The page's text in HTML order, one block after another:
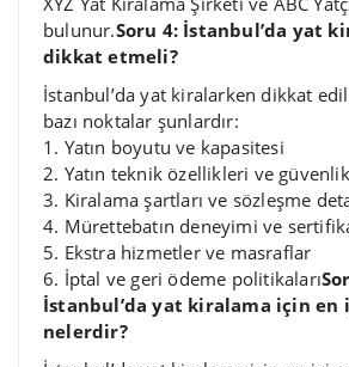
bulunur.Soru 4: İstanbul’da yat
dikkat etmeli?
İstanbul’da yat kiralarken dikkat
bazı noktalar şunlardır:
1. Yatın boyutu ve kapasitesi
2. Yatın teknik özellikleri ve
3. Kiralama şartları ve sözleşme
4. Mürettebatın deneyimi ve
5. Ekstra hizmetler ve masraflar
6. İptal ve geri ödeme politikaları
İstanbul’da yat kiralama için
nelerdir?